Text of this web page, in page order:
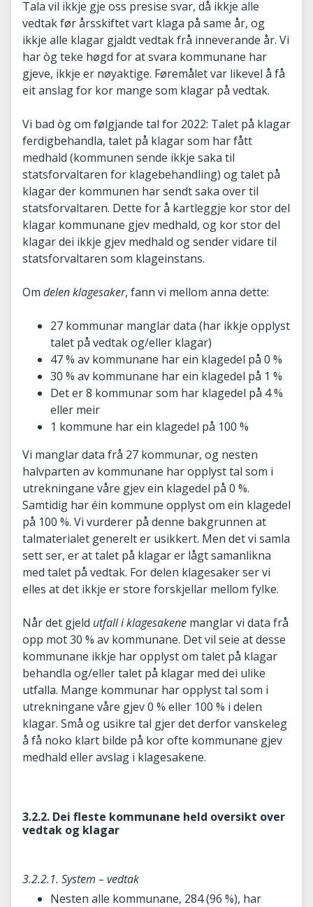
Tala vil ikkje gje oss presise svar, då ikkje alle
vedtak før årsskiftet vart klaga på same år, og
ikkje alle klagar gjaldt vedtak frå inneverande år. Vi
har òg teke høgd for at svara kommunane har
gjeve, ikkje er nøyaktige. Føremålet var likevel å få
eit anslag for kor mange som klagar på vedtak.
Vi bad òg om følgjande tal for 2022: Talet på klagar
ferdigbehandla, talet på klagar som har fått
medhald (kommunen sende ikkje saka til
statsforvaltaren for klagebehandling) og talet på
klagar der kommunen har sendt saka over til
statsforvaltaren. Dette for å kartleggje kor stor del
klagar kommunane gjev medhald, og kor stor del
klagar dei ikkje gjev medhald og sender vidare til
statsforvaltaren som klageinstans.
Om delen klagesaker, fann vi mellom anna dette:
27 kommunar manglar data (har ikkje opplyst
talet på vedtak og/eller klagar)
47 % av kommunane har ein klagedel på 0 %
30 % av kommunane har ein klagedel på 1 %
Det er 8 kommunar som har klagedel på 4 %
eller meir
1 kommune har ein klagedel på 100 %
Vi manglar data frå 27 kommunar, og nesten
halvparten av kommunane har opplyst tal som i
utrekningane våre gjev ein klagedel på 0 %.
Samtidig har éin kommune opplyst om ein klagedel
på 100 %. Vi vurderer på denne bakgrunnen at
talmaterialet generelt er usikkert. Men det vi samla
sett ser, er at talet på klagar er lågt samanlikna
med talet på vedtak. For delen klagesaker ser vi
elles at det ikkje er store forskjellar mellom fylke.
Når det gjeld utfall i klagesakene manglar vi data frå
opp mot 30 % av kommunane. Det vil seie at desse
kommunane ikkje har opplyst om talet på klagar
behandla og/eller talet på klagar med dei ulike
utfalla. Mange kommunar har opplyst tal som i
utrekningane våre gjev 0 % eller 100 % i delen
klagar. Små og usikre tal gjer det derfor vanskeleg
å få noko klart bilde på kor ofte kommunane gjev
medhald eller avslag i klagesakene.
3.2.2. Dei fleste kommunane held oversikt over
vedtak og klagar
3.2.2.1. System – vedtak
Nesten alle kommunane, 284 (96 %), har